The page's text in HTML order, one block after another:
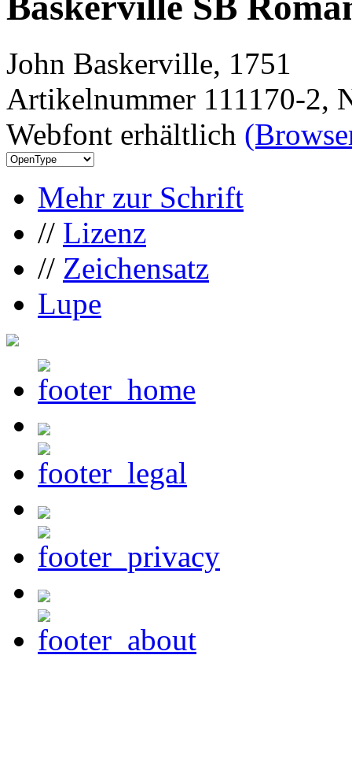
John Baskerville, 1751
Artikelnummer 111170-2,
Webfont erhältlich
Mehr zur Schrift
// Lizenz
// Zeichensatz
Lupe